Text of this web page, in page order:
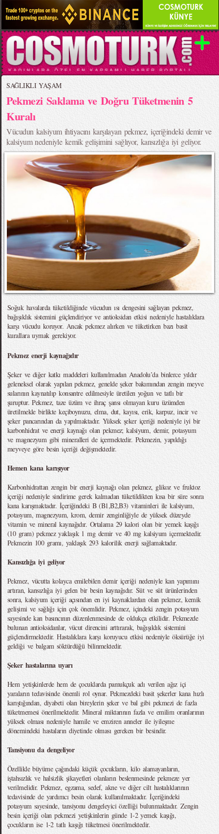
SAĞLIKLI YAŞAM
Pekmezi Saklama ve Doğru Tüketmenin 5
Kuralı
Vücudun kalsiyum ihtiyacını karşılayan pekmez, içeriğindeki demir ve
kalsiyum nedeniyle kemik gelişimini sağlıyor, kansızlığa iyi geliyor.
Soğuk havalarda tüketildiğinde vücudun ısı dengesini sağlayan pekmez,
bağışıklık sistemini güçlendiriyor ve antioksidan etkisi nedeniyle hastalıklara
karşı vücudu koruyor. Ancak pekmez alırken ve tüketirken bazı basit
kurallara uymak gerekiyor.
Pekmez enerji kaynağıdır
Şeker ve diğer katkı maddeleri kullanılmadan Anadolu’da binlerce yıldır
geleneksel olarak yapılan pekmez, genelde şeker bakımından zengin meyve
sularının kaynatılıp konsantre edilmesiyle üretilen yoğun ve tatlı bir
şuruptur. Pekmez, taze üzüm ve ihraç şansı olmayan kuru üzümden
üretilmekle birlikte keçiboynuzu, elma, dut, kayısı, erik, karpuz, incir ve
şeker pancarından da yapılmaktadır. Yüksek şeker içeriği nedeniyle iyi bir
karbonhidrat ve enerji kaynağı olan pekmez; kalsiyum, demir, potasyum
ve magnezyum gibi mineralleri de içermektedir. Pekmezin, yapıldığı
meyveye göre besin içeriği değişmektedir.
Hemen kana karışıyor
Karbonhidrattan zengin bir enerji kaynağı olan pekmez, glikoz ve fruktoz
içeriği nedeniyle sindirime gerek kalmadan tüketildikten kısa bir süre sonra
kana karışmaktadır. İçeriğindeki B (B1,B2,B3) vitaminleri ile kalsiyum,
potasyum, magnezyum, krom, demir zenginliğiyle de yüksek düzeyde
vitamin ve mineral kaynağıdır. Ortalama 29 kalori olan bir yemek kaşığı
(10 gram) pekmez yaklaşık 1 mg demir ve 40 mg kalsiyum içermektedir.
Pekmezin 100 gramı, yaklaşık 293 kalorilik enerji sağlamaktadır.
Kansızlığa iyi geliyor
Pekmez, vücutta kolayca emilebilen demir içeriği nedeniyle kan yapımını
artıran, kansızlığa iyi gelen bir besin kaynağıdır. Süt ve süt ürünlerinden
sonra, kalsiyum içeriği açısından en iyi kaynaklardan olan pekmez, kemik
gelişimi ve sağlığı için çok önemlidir. Pekmez, içindeki zengin potasyum
sayesinde kan basıncının düzenlenmesinde de oldukça etkilidir. Pekmezde
bulunan antioksidanlar, vücut direncini arttırarak, bağışıklık sistemini
güçlendirmektedir. Hastalıklara karşı koruyucu etkisi nedeniyle öksürüğe iyi
geldiği ve balgam söktürdüğü bilinmektedir.
Şeker hastalarına uyarı
Hem yetişkinlerde hem de çocuklarda pamukçuk adı verilen ağız içi
yaraların tedavisinde önemli rol oynar. Pekmezdeki basit şekerler kana hızlı
karıştığından, diyabeti olan bireylerin şeker ve bal gibi pekmezi de fazla
tüketmemesi önerilmektedir. Mineral miktarının fazla ve emilim oranlarının
yüksek olması nedeniyle hamile ve emziren anneler ile iyileşme
dönemindeki hastaların diyetinde olması gereken bir besindir.
Tansiyonu da dengeliyor
Özellikle büyüme çağındaki küçük çocukların, kilo alamayanların,
iştahsızlık ve halsizlik şikayetleri olanların beslenmesinde pekmeze yer
verilmelidir. Pekmez, egzama, sedef, akne ve diğer cilt hastalıklarının
tedavisinde de yardımcı besin olarak kullanılmaktadır. İçeriğindeki
potasyum sayesinde, tansiyonu dengeleyici özelliği bulunmaktadır. Zengin
besin içeriği olan pekmezi yetişkinlerin günde 1-2 yemek kaşığı,
çocukların ise 1-2 tatlı kaşığı tüketmesi önerilmektedir.